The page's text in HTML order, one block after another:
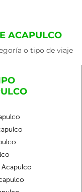
ACAPULCO
o tipo de viaje